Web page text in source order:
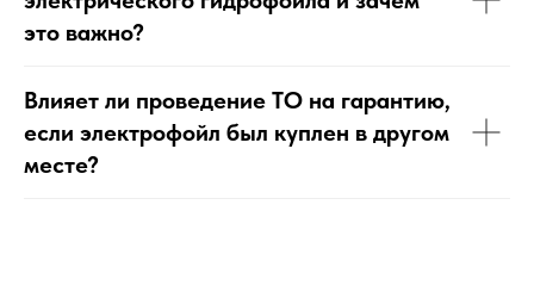
это важно?
Влияет ли проведение ТО на гарантию,
если электрофойл был куплен в другом
месте?